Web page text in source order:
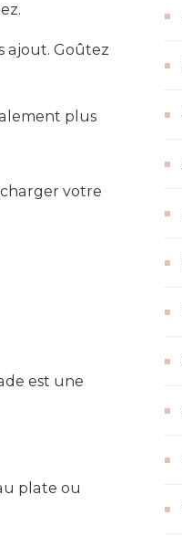
ajout. Goûtez
plus
votre
est une
plate ou